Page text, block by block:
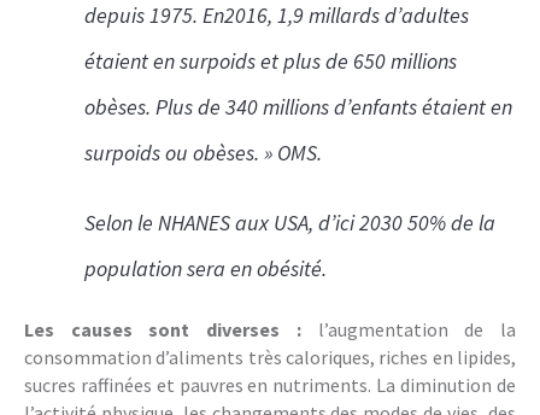
depuis 1975. En2016, 1,9 millards d’adultes
étaient en surpoids et plus de 650 millions
obèses. Plus de 340 millions d’enfants étaient en
surpoids ou obèses. » OMS.
Selon le NHANES aux USA, d’ici 2030 50% de la
population sera en obésité.
Les causes sont diverses :l’augmentation de la
consommation d’aliments très caloriques, riches en lipides,
sucres raffinées et pauvres en nutriments. La diminution de